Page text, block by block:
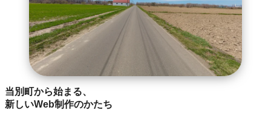
当別町から始まる、
新しいWeb制作のかたち